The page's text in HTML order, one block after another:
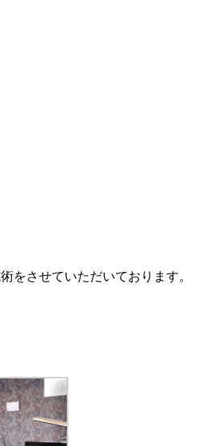
をさせていただいております。